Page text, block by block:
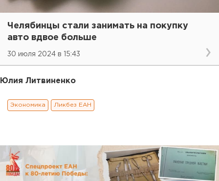
Челябинцы стали занимать на покупку
авто вдвое больше
30 июля 2024 в 15:43
Юлия Литвиненко
Экономика Ликбез ЕАН